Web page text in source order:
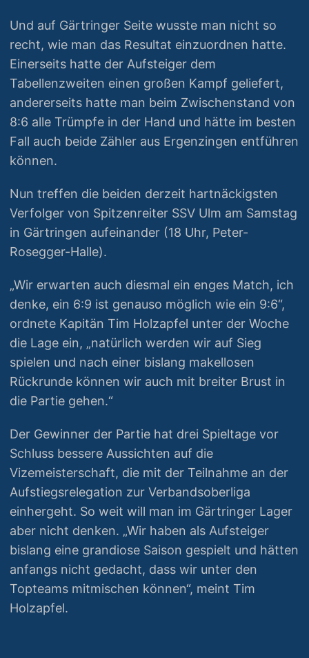
Und auf Gärtringer Seite wusste man nicht so
recht, wie man das Resultat einzuordnen hatte.
Einerseits hatte der Aufsteiger dem
Tabellenzweiten einen großen Kampf geliefert,
andererseits hatte man beim Zwischenstand von
8:6 alle Trümpfe in der Hand und hätte im besten
Fall auch beide Zähler aus Ergenzingen entführen
können.
Nun treffen die beiden derzeit hartnäckigsten
Verfolger von Spitzenreiter SSV Ulm am Samstag
in Gärtringen aufeinander (18 Uhr, Peter-
Rosegger-Halle).
„Wir erwarten auch diesmal ein enges Match, ich
denke, ein 6:9 ist genauso möglich wie ein 9:6“,
ordnete Kapitän Tim Holzapfel unter der Woche
die Lage ein, „natürlich werden wir auf Sieg
spielen und nach einer bislang makellosen
Rückrunde können wir auch mit breiter Brust in
die Partie gehen.“
Der Gewinner der Partie hat drei Spieltage vor
Schluss bessere Aussichten auf die
Vizemeisterschaft, die mit der Teilnahme an der
Aufstiegsrelegation zur Verbandsoberliga
einhergeht. So weit will man im Gärtringer Lager
aber nicht denken. „Wir haben als Aufsteiger
bislang eine grandiose Saison gespielt und hätten
anfangs nicht gedacht, dass wir unter den
Topteams mitmischen können“, meint Tim
Holzapfel.